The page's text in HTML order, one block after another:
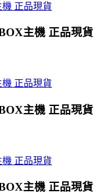
主機 正品現貨
主機 正品現貨
主機 正品現貨